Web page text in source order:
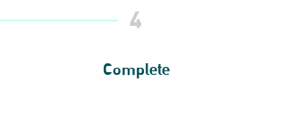
4
Complete